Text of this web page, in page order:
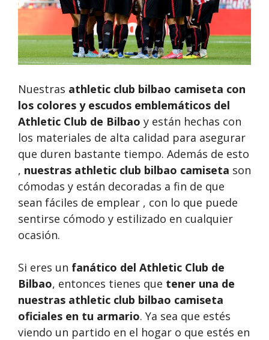
Nuestras athletic club bilbao camiseta con
los colores y escudos emblemáticos del
Athletic Club de Bilbao y están hechas con
los materiales de alta calidad para asegurar
que duren bastante tiempo. Además de esto
, nuestras athletic club bilbao camiseta son
cómodas y están decoradas a fin de que
sean fáciles de emplear , con lo que puede
sentirse cómodo y estilizado en cualquier
ocasión.
Si eres un fanático del Athletic Club de
Bilbao, entonces tienes que tener una de
nuestras athletic club bilbao camiseta
oficiales en tu armario. Ya sea que estés
viendo un partido en el hogar o que estés en